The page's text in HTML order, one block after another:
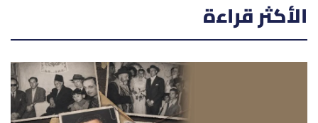
الأكثر قراءة